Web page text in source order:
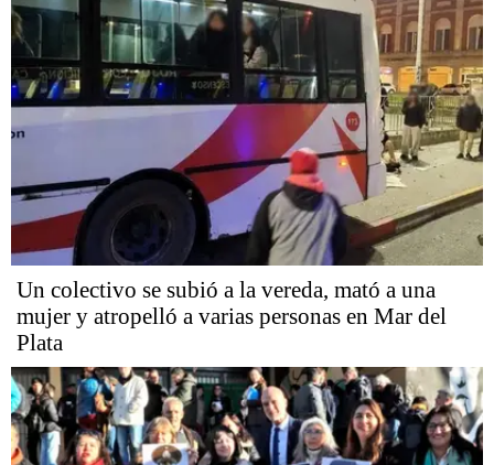
Un colectivo se subió a la vereda, mató a una
mujer y atropelló a varias personas en Mar del
Plata